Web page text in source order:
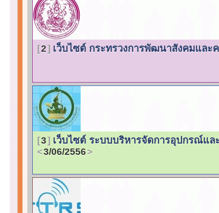
2 เว็บไซต์ กระทรวงการพัฒนาสังคมแล
3 เว็บไซต์ ระบบบริหารจัดการอุปกรณ์แ
3/06/2556